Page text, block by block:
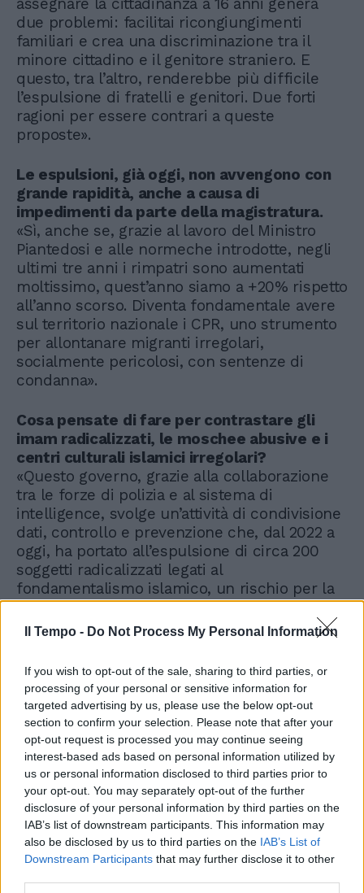
Il Tempo - Do Not Process My Personal Information
If you wish to opt-out of the sale, sharing to third parties, or
processing of your personal or sensitive information for
targeted advertising by us, please use the below opt-out
section to confirm your selection. Please note that after your
opt-out request is processed you may continue seeing
interest-based ads based on personal information utilized by
us or personal information disclosed to third parties prior to
your opt-out. You may separately opt-out of the further
disclosure of your personal information by third parties on the
IAB’s list of downstream participants. This information may
also be disclosed by us to third parties on the IAB’s List of
Downstream Participants that may further disclose it to other
due problemi: facilitai ricongiungimenti
familiari e crea una discriminazione tra il
minore cittadino e il genitore straniero. E
questo, tra l’altro, renderebbe più difficile
l’espulsione di fratelli e genitori. Due forti
ragioni per essere contrari a queste
proposte».
Le espulsioni, già oggi, non avvengono con
grande rapidità, anche a causa di
impedimenti da parte della magistratura.
«Sì, anche se, grazie al lavoro del Ministro
Piantedosi e alle normeche introdotte, negli
ultimi tre anni i rimpatri sono aumentati
moltissimo, quest’anno siamo a +20% rispetto
all’anno scorso. Diventa fondamentale avere
sul territorio nazionale i CPR, uno strumento
per allontanare migranti irregolari,
socialmente pericolosi, con sentenze di
condanna».
Cosa pensate di fare per contrastare gli
imam radicalizzati, le moschee abusive e i
centri culturali islamici irregolari?
«Questo governo, grazie alla collaborazione
tra le forze di polizia e al sistema di
intelligence, svolge un’attività di condivisione
dati, controllo e prevenzione che, dal 2022 a
oggi, ha portato all’espulsione di circa 200
soggetti radicalizzati legati al
fondamentalismo islamico, un rischio per la
sicurezza e per gli interessi nazionali.
Dopodiché, finché le comunità islamiche non
sottoscriveranno un’intesa con lo Stato
italiano, nulla è dovuto o concesso»